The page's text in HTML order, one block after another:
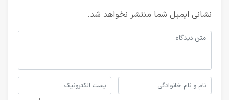
نشانی ایمیل شما منتشر نخواهد شد.